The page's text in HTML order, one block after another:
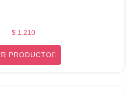
$ 1.210
PRODUCTO